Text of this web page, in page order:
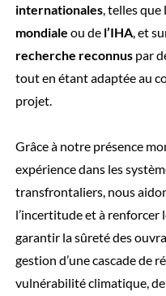
internationales, telles que
mondiale ou de l’IHA, et
recherche reconnus par
tout en étant adaptée au
projet.
Grâce à notre présence
expérience dans les
transfrontaliers, nous
l’incertitude et à renforcer
garantir la sûreté des
gestion d’une cascade de
vulnérabilité climatique,